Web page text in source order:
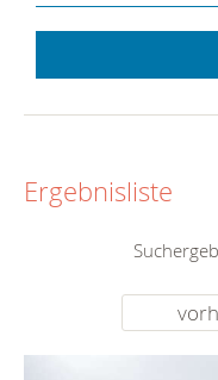
Ergebnisliste